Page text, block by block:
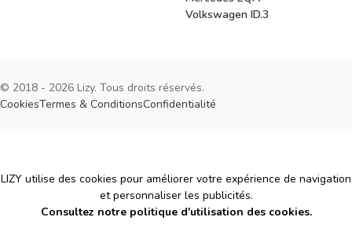
Volkswagen ID.3
© 2018 - 2026 Lizy. Tous droits réservés.
CookiesTermes & ConditionsConfidentialité
Cookies
LIZY utilise des cookies pour améliorer votre expérience de navigation
et personnaliser les publicités.
Consultez notre politique d'utilisation des cookies.